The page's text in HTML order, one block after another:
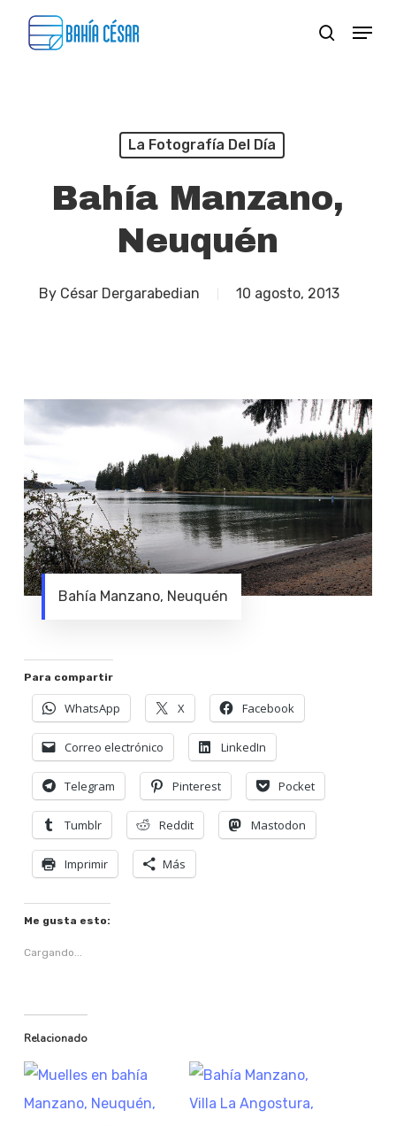
search
Menu
La Fotografía Del Día
Bahía Manzano,
Neuquén
By César Dergarabedian 10 agosto, 2013
Bahía Manzano, Neuquén
Para compartir
WhatsApp X Facebook
Correo electrónico LinkedIn
Telegram Pinterest Pocket
Tumblr Reddit Mastodon
Imprimir Más
Me gusta esto:
Cargando...
Relacionado